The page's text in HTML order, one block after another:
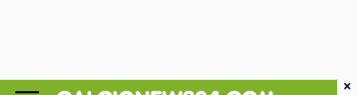
×